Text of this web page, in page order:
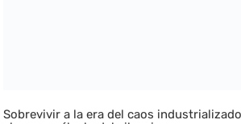
Sobrevivir a la era del caos